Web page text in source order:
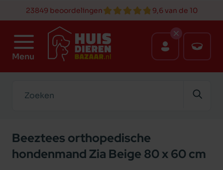
23849 beoordelingen 9,6 van de 10
Menu
Beeztees orthopedische
hondenmand Zia Beige 80 x 60 cm